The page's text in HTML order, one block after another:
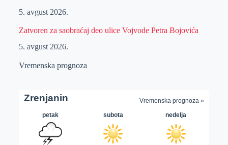
5. avgust 2026.
Zatvoren za saobraćaj deo ulice Vojvode Petra Bojovića
5. avgust 2026.
Vremenska prognoza